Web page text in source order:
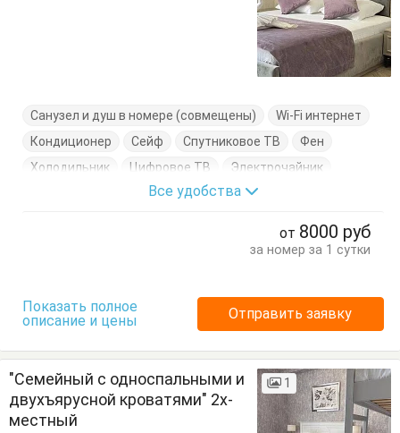
Санузел и душ в номере (совмещены)
Wi-Fi интернет
Кондиционер
Сейф Спутниковое ТВ
Фен
Холодильник
Цифровое ТВ
Электрочайник
Двухэтажная кровать
Тумбочки Шкаф
Все удобства
от 8000 руб
за номер за 1 сутки
Показать полное
описание и цены
Отправить заявку
"Семейный с односпальными и
двухъярусной кроватями" 2х-
местный
1